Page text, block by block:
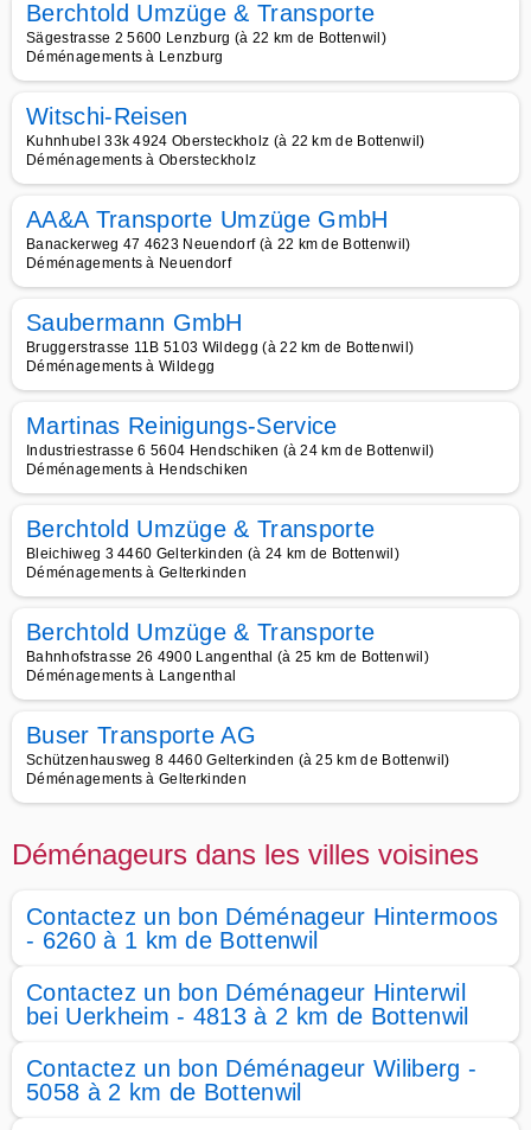
Berchtold Umzüge & Transporte
Sägestrasse 2 5600 Lenzburg (à 22 km de Bottenwil)
Déménagements à Lenzburg
Witschi-Reisen
Kuhnhubel 33k 4924 Obersteckholz (à 22 km de Bottenwil)
Déménagements à Obersteckholz
AA&A Transporte Umzüge GmbH
Banackerweg 47 4623 Neuendorf (à 22 km de Bottenwil)
Déménagements à Neuendorf
Saubermann GmbH
Bruggerstrasse 11B 5103 Wildegg (à 22 km de Bottenwil)
Déménagements à Wildegg
Martinas Reinigungs-Service
Industriestrasse 6 5604 Hendschiken (à 24 km de Bottenwil)
Déménagements à Hendschiken
Berchtold Umzüge & Transporte
Bleichiweg 3 4460 Gelterkinden (à 24 km de Bottenwil)
Déménagements à Gelterkinden
Berchtold Umzüge & Transporte
Bahnhofstrasse 26 4900 Langenthal (à 25 km de Bottenwil)
Déménagements à Langenthal
Buser Transporte AG
Schützenhausweg 8 4460 Gelterkinden (à 25 km de Bottenwil)
Déménagements à Gelterkinden
Déménageurs dans les villes voisines
Contactez un bon Déménageur Hintermoos
- 6260 à 1 km de Bottenwil
Contactez un bon Déménageur Hinterwil
bei Uerkheim - 4813 à 2 km de Bottenwil
Contactez un bon Déménageur Wiliberg -
5058 à 2 km de Bottenwil